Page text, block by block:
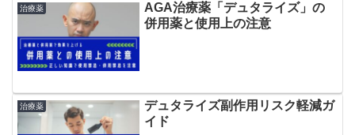
治療薬
AGA治療薬「デュタライズ」の
併用薬と使用上の注意
治療薬
デュタライズ副作用リスク軽減ガ
イド